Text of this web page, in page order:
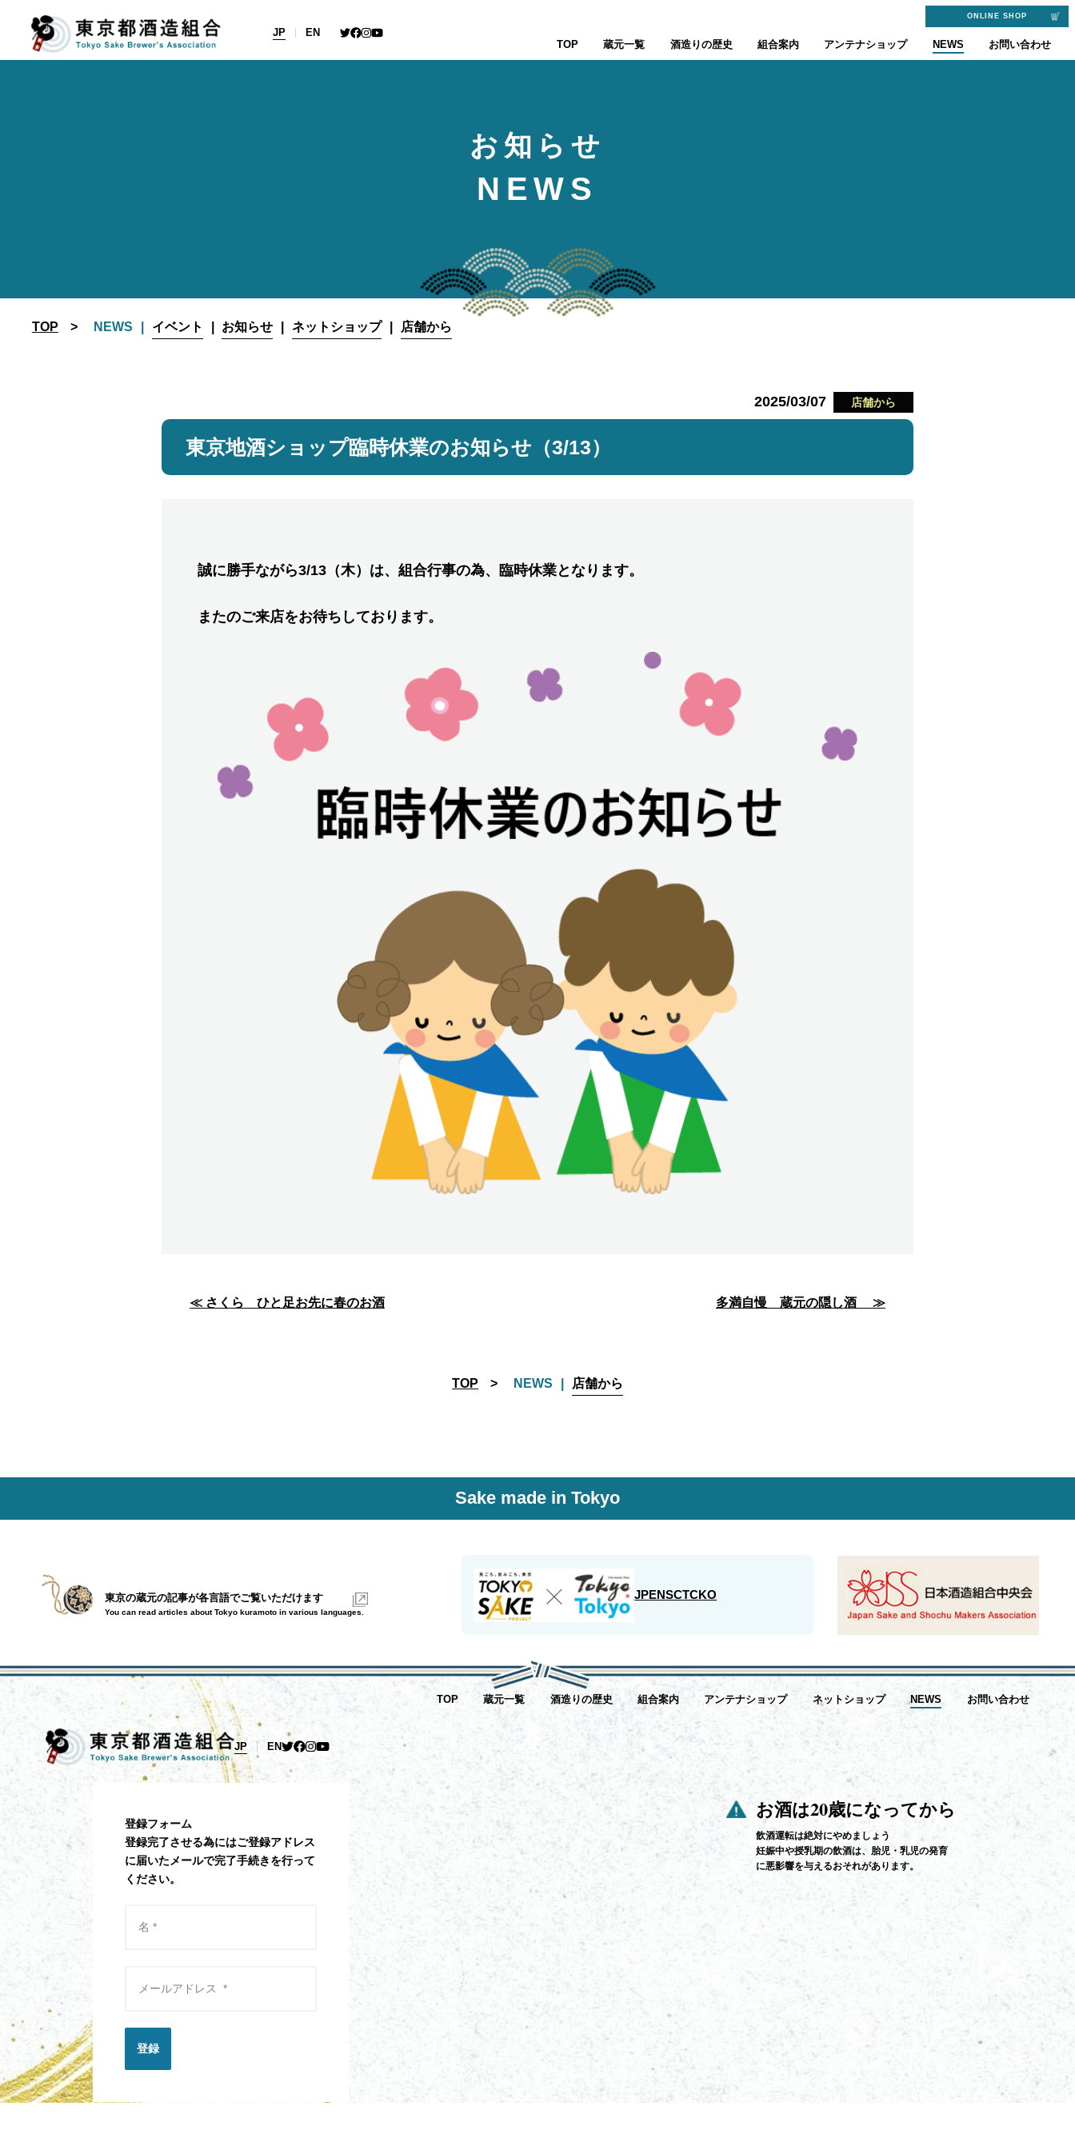
content
ONLINE SHOP
JP
EN
TOP
蔵元一覧 酒造りの歴史 組合案内 アンテナショップ NEWS お問い合わせ
お知らせ
NEWS
TOP NEWS イベント お知らせ ネットショップ 店舗から
東京地酒ショップ臨時休業のお知らせ（3/13）
2025/03/07 店舗から
誠に勝手ながら3/13（木）は、組合行事の為、臨時休業となります。
またのご来店をお待ちしております。
≪ さくら ひと足お先に春のお酒 多満自慢 蔵元の隠し酒 ≫
TOP NEWS 店舗から
Sake made in Tokyo
東京の蔵元の記事が各言語でご覧いただけます
You can read articles about Tokyo kuramoto in various languages.
JPENSCTCKO
TOP 蔵元一覧 酒造りの歴史 組合案内 アンテナショップ ネットショップ NEWS お問い合わせ
JP EN
登録フォーム
登録完了させる為にはご登録アドレス
に届いたメールで完了手続きを行って
ください。
登録
お酒は20歳になってから
飲酒運転は絶対にやめましょう
妊娠中や授乳期の飲酒は、胎児・乳児の発育
に悪影響を与えるおそれがあります。